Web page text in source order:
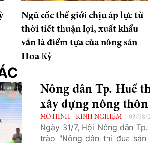
Ngũ cốc thế giới chịu áp lực từ
thời tiết thuận lợi, xuất khẩu
vẫn là điểm tựa của nông sản
Hoa Kỳ
Nông dân Tp. Huế
xây dựng nông
MÔ HÌNH - KINH NGHIỆM 03/08/
Ngày 31/7, Hội Nông dân
trào "Nông dân thi đua